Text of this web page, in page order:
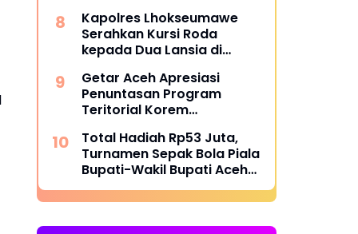
Tambang di Beutong Ateuh
Banggalang
Kapolres Lhokseumawe
Serahkan Kursi Roda
kepada Dua Lansia di
Izzah
Getar Aceh Apresiasi
Penuntasan Program
Teritorial Korem
Bencana di Aceh
Total Hadiah Rp53 Juta,
Turnamen Sepak Bola Piala
Bupati-Wakil Bupati Aceh
Utara Cup II Resmi Bergulir